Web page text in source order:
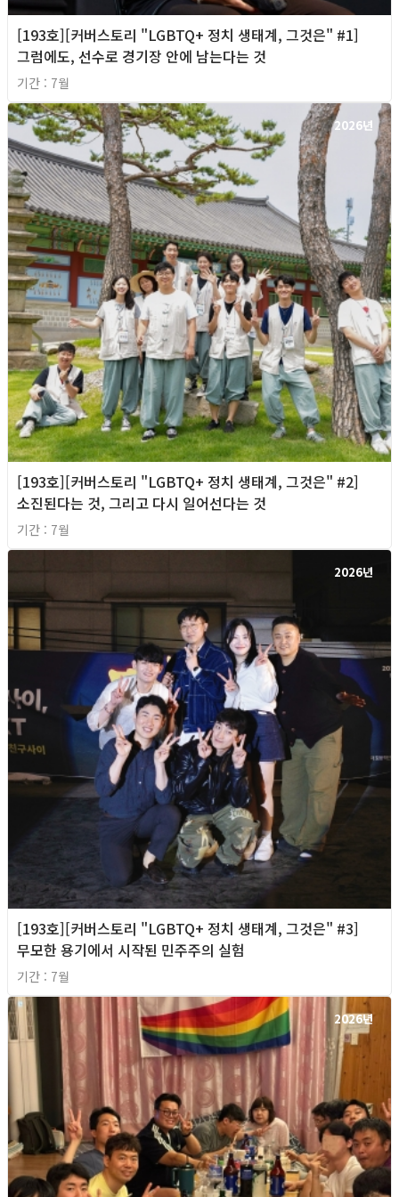
[193호][커버스토리 "LGBTQ+ 정치 생태계, 그것은" #1]
그럼에도, 선수로 경기장 안에 남는다는 것
기간 : 7월
2026년
[193호][커버스토리 "LGBTQ+ 정치 생태계, 그것은" #2]
소진된다는 것, 그리고 다시 일어선다는 것
기간 : 7월
2026년
[193호][커버스토리 "LGBTQ+ 정치 생태계, 그것은" #3]
무모한 용기에서 시작된 민주주의 실험
기간 : 7월
2026년